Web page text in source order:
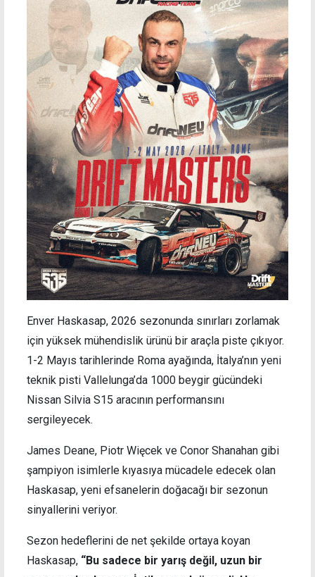
Enver Haskasap, 2026 sezonunda sınırları zorlamak
için yüksek mühendislik ürünü bir araçla piste çıkıyor.
1-2 Mayıs tarihlerinde Roma ayağında, İtalya’nın yeni
teknik pisti Vallelunga’da 1000 beygir gücündeki
Nissan Silvia S15 aracının performansını
sergileyecek.
James Deane, Piotr Więcek ve Conor Shanahan gibi
şampiyon isimlerle kıyasıya mücadele edecek olan
Haskasap, yeni efsanelerin doğacağı bir sezonun
sinyallerini veriyor.
Sezon hedeflerini de net şekilde ortaya koyan
Haskasap, “Bu sadece bir yarış değil, uzun bir